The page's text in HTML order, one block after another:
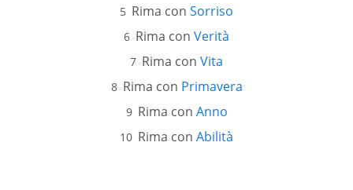
Rima con Sorriso
Rima con Verità
Rima con Vita
Rima con Primavera
Rima con Anno
Rima con Abilità